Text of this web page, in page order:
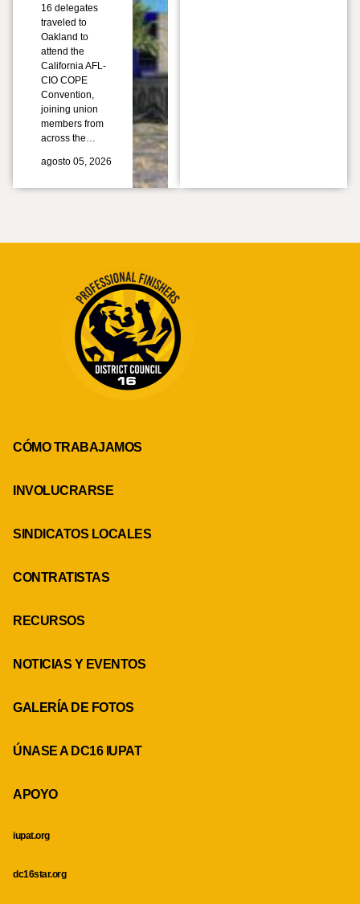
16 delegates
traveled to
Oakland to
attend the
California AFL-
CIO COPE
Convention,
joining union
members from
across the…
agosto 05, 2026
CÓMO TRABAJAMOS
INVOLUCRARSE
SINDICATOS LOCALES
CONTRATISTAS
RECURSOS
NOTICIAS Y EVENTOS
GALERÍA DE FOTOS
ÚNASE A DC16 IUPAT
APOYO
iupat.org
dc16star.org